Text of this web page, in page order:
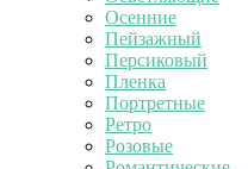
Осенние
Пейзажный
Персиковый
Пленка
Портретные
Ретро
Розовые